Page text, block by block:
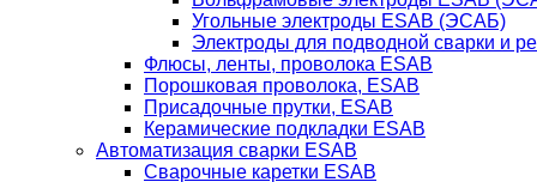
Угольные электроды ESAB (ЭСАБ)
Электроды для подводной сварки и
Флюсы, ленты, проволока ESAB
Порошковая проволока, ESAB
Присадочные прутки, ESAB
Керамические подкладки ESAB
Автоматизация сварки ESAB
Сварочные каретки ESAB